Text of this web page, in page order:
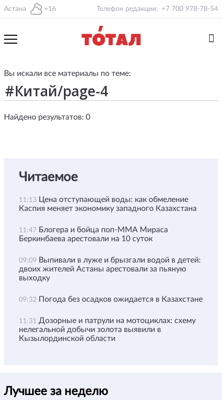
Астана +16 Телефон редакции: +7 700 978-78-54
Вы искали все материалы по теме:
Найдено результатов: 0
Читаемое
11:13 Цена отступающей воды: как обмеление
Каспия меняет экономику западного Казахстана
11:47 Блогера и бойца поп-ММА Мираса
Беркинбаева арестовали на 10 суток
09:09 Выпивали в луже и брызгали водой в детей:
двоих жителей Астаны арестовали за пьяную
выходку
09:32 Погода без осадков ожидается в Казахстане
11:31 Дозорные и патрули на мотоциклах: схему
нелегальной добычи золота выявили в
Кызылординской области
Лучшее за неделю